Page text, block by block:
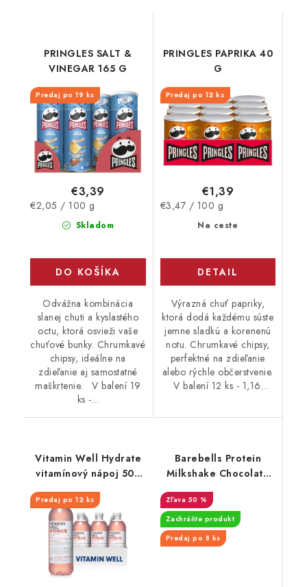
PRINGLES SALT &
VINEGAR 165 G
Predaj po 19 ks
Skladom
€3,39
Jednotková
€2,05 / 100 g
DO KOŠÍKA
Odvážna kombinácia
slanej chuti a kyslastého
octu, ktorá osvieži vaše
chuťové bunky. Chrumkavé
chipsy, ideálne na
zdieľanie aj samostatné
maškrtenie. V balení 19
ks -...
PRINGLES PAPRIKA 40
G
Predaj po 12 ks
Na ceste
€1,39
Jednotková
€3,47 / 100 g
DETAIL
Výrazná chuť papriky,
ktorá dodá každému súste
jemne sladkú a korenenú
notu. Chrumkavé chipsy,
perfektné na zdieľanie
alebo rýchle občerstvenie.
V balení 12 ks - 1,16...
Vitamin Well Hydrate
vitamínový nápoj 500
Predaj po 12 ks
Barebells Protein
Milkshake Chocolate
17.10.2026
50 %
Zachráňte produkt
Predaj po 8 ks